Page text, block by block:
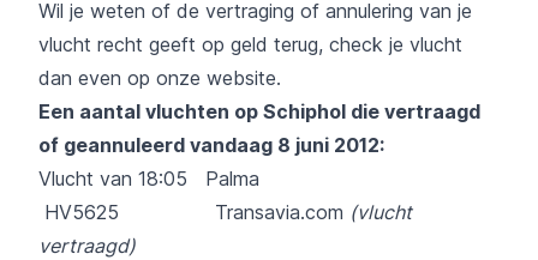
Wil je weten of de vertraging of annulering van je
vlucht recht geeft op geld terug, check je vlucht
dan even op onze website.
Een aantal vluchten op Schiphol die vertraagd
of geannuleerd vandaag 8 juni 2012:
Vlucht van 18:05 Palma
HV5625 Transavia.com (vlucht
vertraagd)